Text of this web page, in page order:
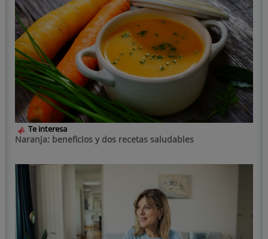
Te interesa
Naranja: beneficios y dos recetas saludables